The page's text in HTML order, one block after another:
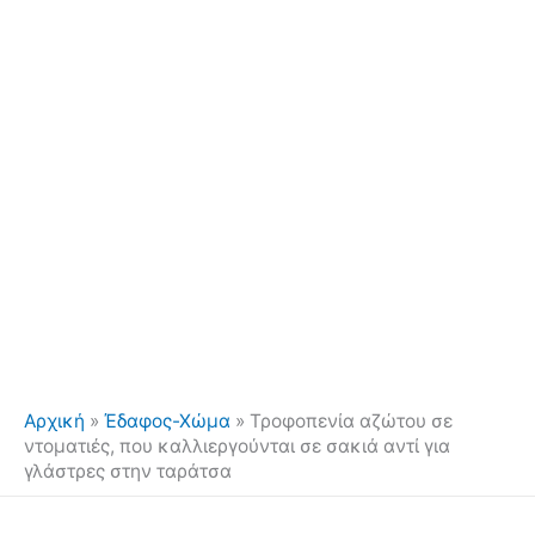
Αρχική » Έδαφος-Χώμα » Τροφοπενία αζώτου σε
ντοματιές, που καλλιεργούνται σε σακιά αντί για
γλάστρες στην ταράτσα